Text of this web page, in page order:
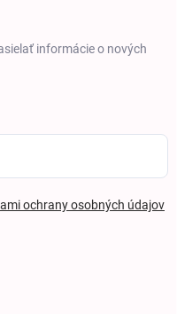
informácie o nových
ochrany osobných údajov